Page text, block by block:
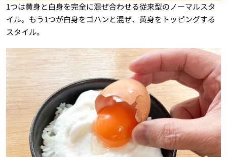
1つは黄身と白身を完全に混ぜ合わせる従来型のノーマルスタ
イル。もう1つが白身をゴハンと混ぜ、黄身をトッピングする
スタイル。